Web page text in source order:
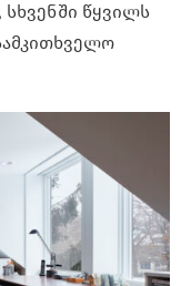
სხვენში წყვილს